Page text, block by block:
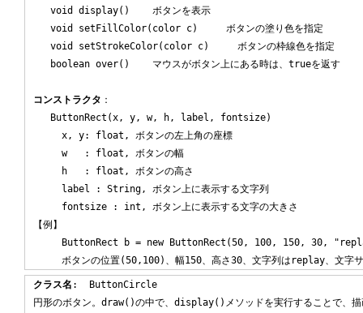
   void display()    ボタンを表示
   void setFillColor(color c)     ボタンの塗り色を指定
   void setStrokeColor(color c)     ボタンの枠線色を指定
   boolean over()    マウスがボタン上にある時は、trueを返す
コンストラクタ ：
   ButtonRect(x, y, w, h, label, fontsize)
     x, y: float, ボタンの左上角の座標
     w   : float, ボタンの幅
     h   : float, ボタンの高さ
     label : String, ボタン上に表示する文字列
     fontsize : int, ボタン上に表示する文字の大きさ
【例】
ButtonRect b = new ButtonRect(50, 100, 150, 30,
クラス名 :  ButtonCircle
円形のボタン。draw()の中で、display()メソッドを実行することで、描